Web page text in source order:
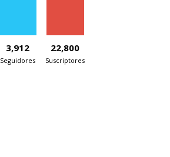
3,912
Seguidores
22,800
Suscriptores